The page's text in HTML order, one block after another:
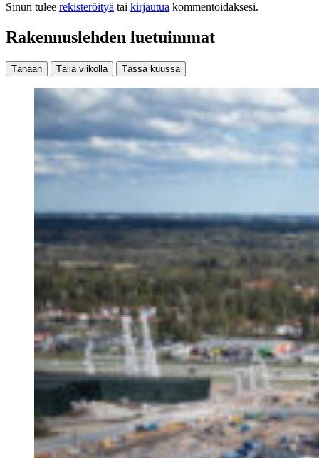
Sinun tulee rekisteröityä tai kirjautua kommentoidaksesi.
Rakennuslehden luetuimmat
Tänään Tällä viikolla Tässä kuussa